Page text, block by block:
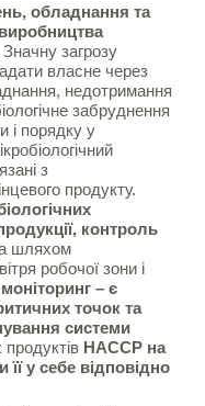
обладнання та
Значну загрозу
власне через
недотримання
забруднення
і порядку у
з
продукту.
контроль
шляхом
робочої зони і
– є
точок та
системи
НАССР на
у себе відповідно